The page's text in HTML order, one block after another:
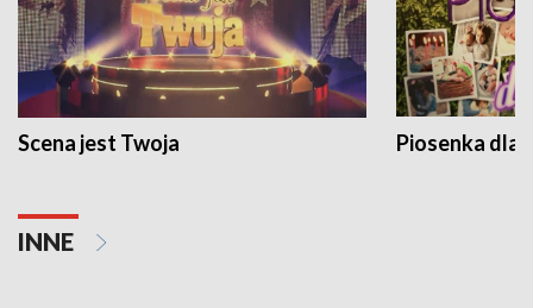
Scena jest Twoja Piosenka dla
INNE